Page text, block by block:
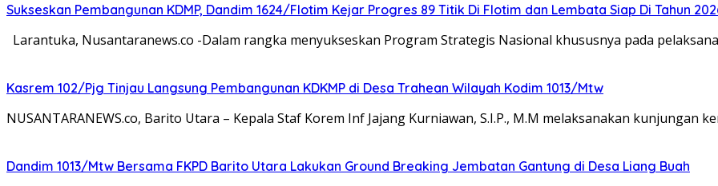
Sukseskan Pembangunan KDMP, Dandim 1624/Flotim Kejar Progres 89 Titik Di Flotim dan Lembata Siap Di Tahun
Larantuka, Nusantaranews.co -Dalam rangka menyukseskan Program Strategis Nasional khususnya pada
Kasrem 102/Pjg Tinjau Langsung Pembangunan KDKMP di Desa Trahean Wilayah Kodim 1013/Mtw
NUSANTARANEWS.co, Barito Utara – Kepala Staf Korem Inf Jajang Kurniawan, S.I.P., M.M melaksanakan kunjungan
Dandim 1013/Mtw Bersama FKPD Barito Utara Lakukan Ground Breaking Jembatan Gantung di Desa Liang Buah